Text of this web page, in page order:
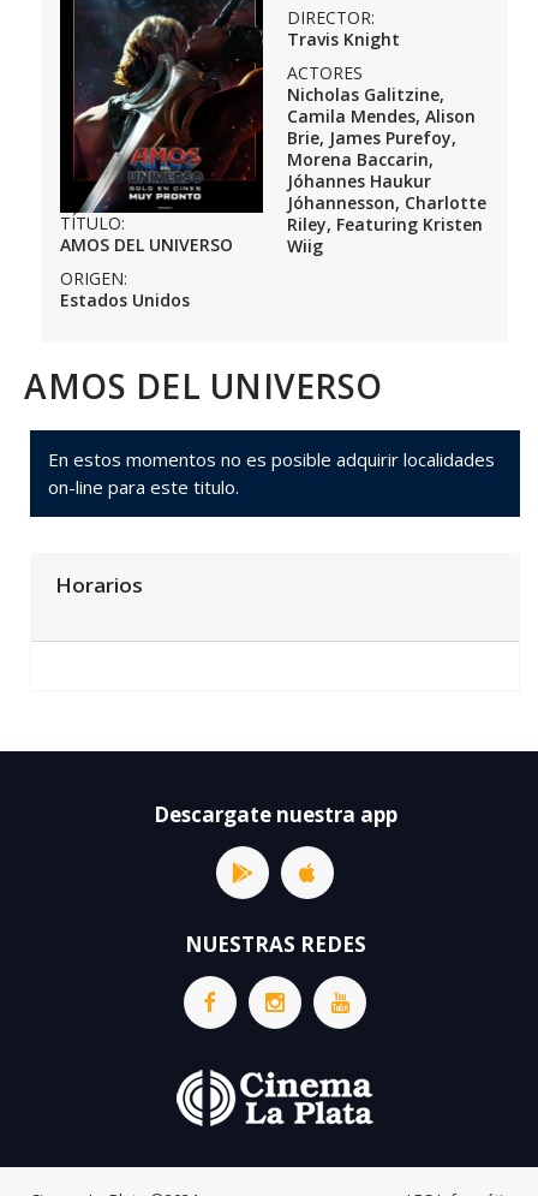
TÍTULO:
AMOS DEL UNIVERSO
ORIGEN:
Estados Unidos
DIRECTOR:
Travis Knight
ACTORES
Nicholas Galitzine,
Camila Mendes, Alison
Brie, James Purefoy,
Morena Baccarin,
Jóhannes Haukur
Jóhannesson, Charlotte
Riley, Featuring Kristen
Wiig
AMOS DEL UNIVERSO
En estos momentos no es posible adquirir localidades
on-line para este titulo.
Horarios
Descargate nuestra app
NUESTRAS REDES